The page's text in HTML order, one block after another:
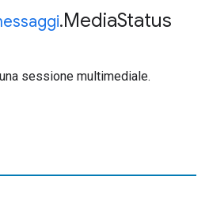
.MediaStatus
sessione multimediale.